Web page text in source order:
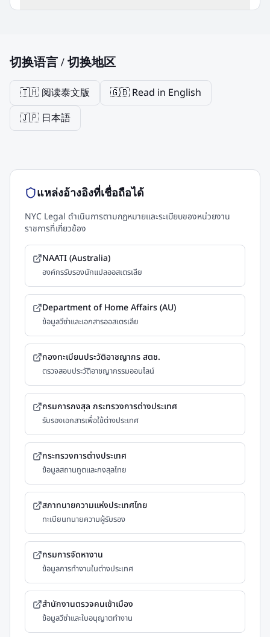
切换语言 / 切换地区
🇹🇭 阅读泰文版
🇬🇧 Read in English
🇯🇵 日本語
แหล่งอ้างอิงที่เชื่อถือได้
NYC Legal ดำเนินการตามกฎหมายและระเบียบของหน่วยงาน
ราชการที่เกี่ยวข้อง
NAATI (Australia)
องค์กรรับรองนักแปลออสเตรเลีย
Department of Home Affairs (AU)
ข้อมูลวีซ่าและเอกสารออสเตรเลีย
กองทะเบียนประวัติอาชญากร สตช.
ตรวจสอบประวัติอาชญากรรมออนไลน์
กรมการกงสุล กระทรวงการต่างประเทศ
รับรองเอกสารเพื่อใช้ต่างประเทศ
กระทรวงการต่างประเทศ
ข้อมูลสถานทูตและกงสุลไทย
สภาทนายความแห่งประเทศไทย
ทะเบียนทนายความผู้รับรอง
กรมการจัดหางาน
ข้อมูลการทำงานในต่างประเทศ
สำนักงานตรวจคนเข้าเมือง
ข้อมูลวีซ่าและใบอนุญาตทำงาน